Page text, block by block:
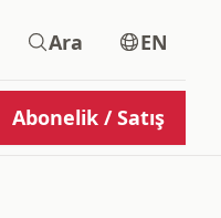
Abonelik / Satış
Ara EN